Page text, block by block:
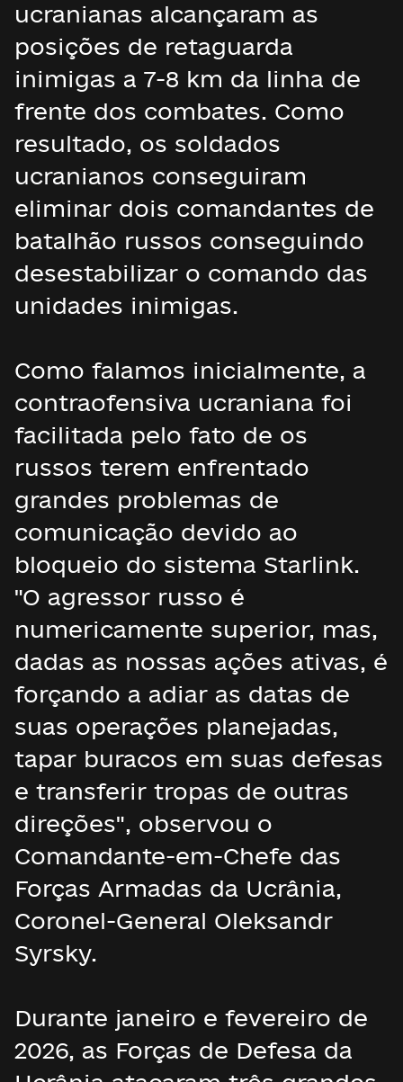
ucranianas alcançaram as
posições de retaguarda
inimigas a 7-8 km da linha de
frente dos combates. Como
resultado, os soldados
ucranianos conseguiram
eliminar dois comandantes de
batalhão russos conseguindo
desestabilizar o comando das
unidades inimigas.
Como falamos inicialmente, a
contraofensiva ucraniana foi
facilitada pelo fato de os
russos terem enfrentado
grandes problemas de
comunicação devido ao
bloqueio do sistema Starlink.
"O agressor russo é
numericamente superior, mas,
dadas as nossas ações ativas, é
forçando a adiar as datas de
suas operações planejadas,
tapar buracos em suas defesas
e transferir tropas de outras
direções", observou o
Comandante-em-Chefe das
Forças Armadas da Ucrânia,
Coronel-General Oleksandr
Syrsky.
Durante janeiro e fevereiro de
2026, as Forças de Defesa da